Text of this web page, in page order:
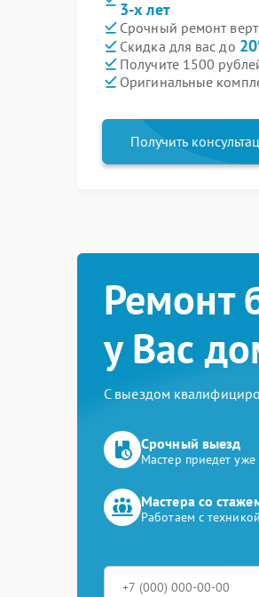
3-х лет
Срочный ремонт
Скидка для вас до
Получите 1500
Оригинальные
Получить
Ремонт
у Вас
С выездом
Срочный выезд
Мастер приедет
Мастера со
Работаем с